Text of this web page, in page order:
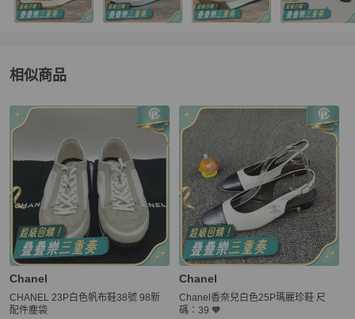
相似商品
更多相似Chanel女鞋推薦精品
Chanel
CHANEL 23P白色帆布鞋38號 98新
配件塵袋
Chanel
Chanel香奈兒白色25P瑪麗珍鞋 尺
碼：39 🧡